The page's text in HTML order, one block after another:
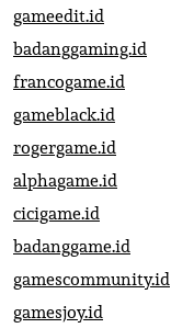
gameedit.id
badanggaming.id
francogame.id
gameblack.id
rogergame.id
alphagame.id
cicigame.id
badanggame.id
gamescommunity.id
gamesjoy.id